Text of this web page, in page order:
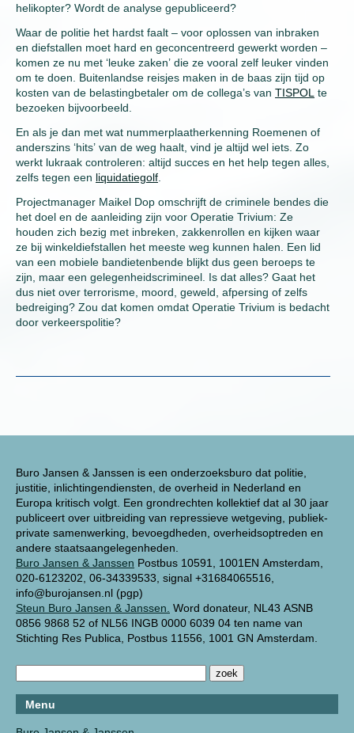
Buro Jansen & Janssen is een onderzoeksburo dat politie,
justitie, inlichtingendiensten, de overheid in Nederland en
Europa kritisch volgt. Een grondrechten kollektief dat al 30 jaar
publiceert over uitbreiding van repressieve wetgeving, publiek-
private samenwerking, bevoegdheden, overheidsoptreden en
andere staatsaangelegenheden.
Buro Jansen & Janssen Postbus 10591, 1001EN Amsterdam,
020-6123202, 06-34339533, signal +31684065516,
info@burojansen.nl (pgp)
Steun Buro Jansen & Janssen. Word donateur, NL43 ASNB
0856 9868 52 of NL56 INGB 0000 6039 04 ten name van
Stichting Res Publica, Postbus 11556, 1001 GN Amsterdam.
Menu
helikopter? Wordt de analyse gepubliceerd?
Waar de politie het hardst faalt – voor oplossen van inbraken
en diefstallen moet hard en geconcentreerd gewerkt worden –
komen ze nu met ‘leuke zaken’ die ze vooral zelf leuker vinden
om te doen. Buitenlandse reisjes maken in de baas zijn tijd op
kosten van de belastingbetaler om de collega’s van TISPOL te
bezoeken bijvoorbeeld.
En als je dan met wat nummerplaatherkenning Roemenen of
anderszins ‘hits’ van de weg haalt, vind je altijd wel iets. Zo
werkt lukraak controleren: altijd succes en het help tegen alles,
zelfs tegen een liquidatiegolf
Projectmanager Maikel Dop omschrijft de criminele bendes die
het doel en de aanleiding zijn voor Operatie Trivium: Ze
houden zich bezig met inbreken, zakkenrollen en kijken waar
ze bij winkeldiefstallen het meeste weg kunnen halen. Een lid
van een mobiele bandietenbende blijkt dus geen beroeps te
zijn, maar een gelegenheidscrimineel. Is dat alles? Gaat het
dus niet over terrorisme, moord, geweld, afpersing of zelfs
bedreiging? Zou dat komen omdat Operatie Trivium is bedacht
door verkeerspolitie?